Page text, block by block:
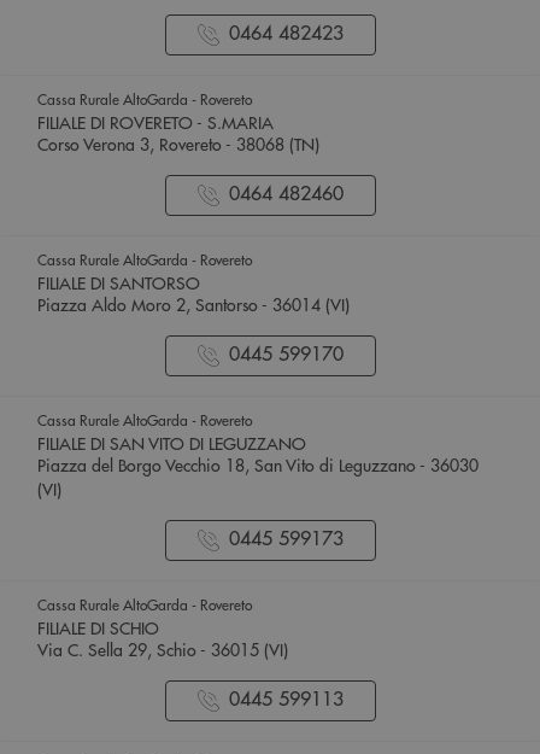
0464 482423
Cassa Rurale AltoGarda - Rovereto
FILIALE DI ROVERETO - S.MARIA
Corso Verona 3, Rovereto - 38068 (TN)
0464 482460
Cassa Rurale AltoGarda - Rovereto
FILIALE DI SANTORSO
Piazza Aldo Moro 2, Santorso - 36014 (VI)
0445 599170
Cassa Rurale AltoGarda - Rovereto
FILIALE DI SAN VITO DI LEGUZZANO
Piazza del Borgo Vecchio 18, San Vito di Leguzzano - 36030
(VI)
0445 599173
Cassa Rurale AltoGarda - Rovereto
FILIALE DI SCHIO
Via C. Sella 29, Schio - 36015 (VI)
0445 599113